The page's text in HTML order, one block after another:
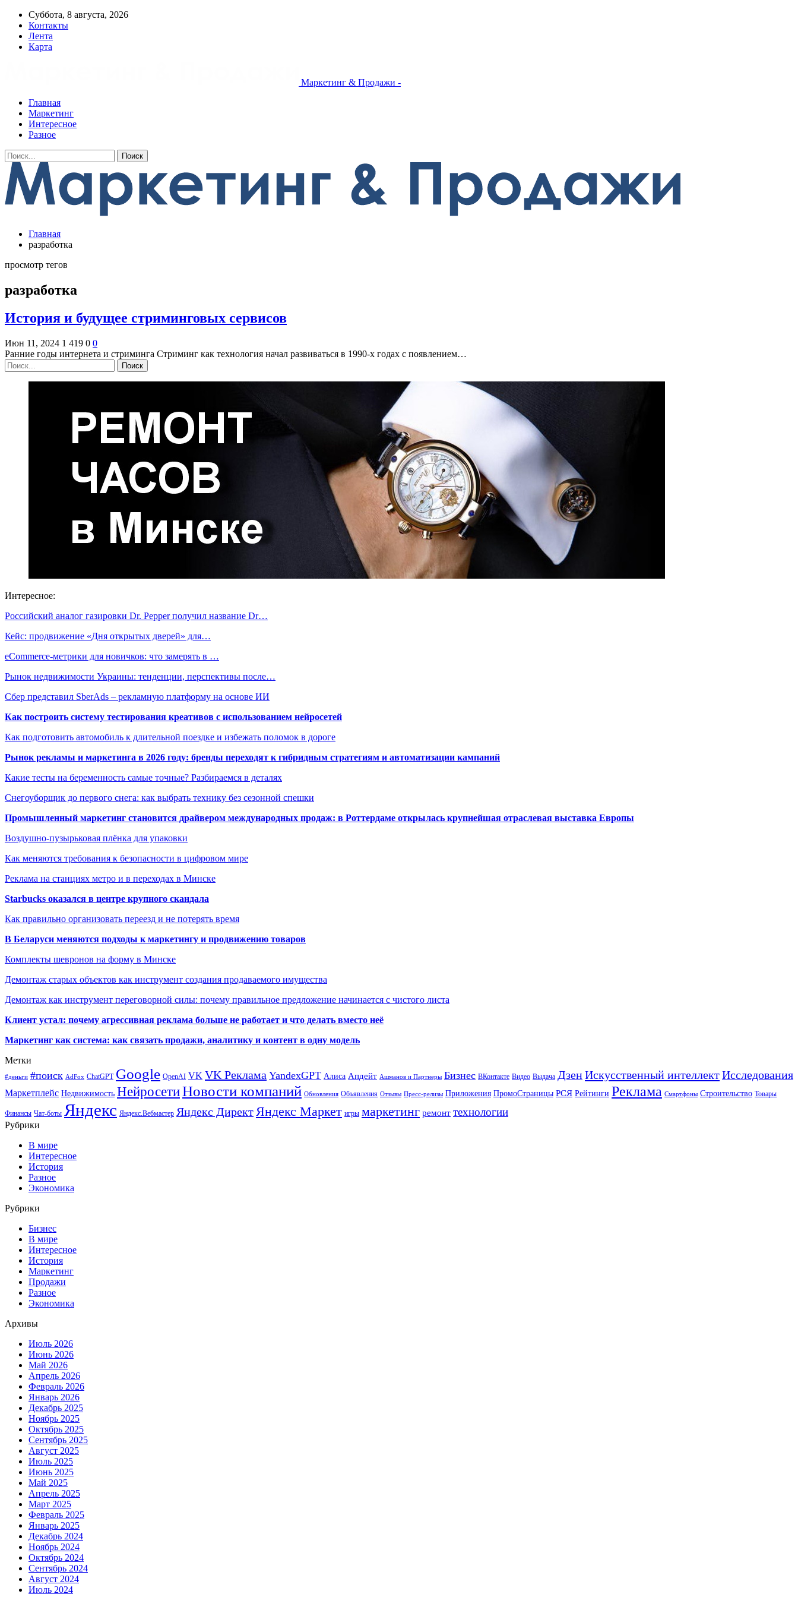
Суббота, 8 августа, 2026
Контакты
Лента
Карта
Маркетинг & Продажи -
Главная
Маркетинг
Интересное
Разное
Главная
разработка
просмотр тегов
разработка
История и будущее стриминговых сервисов
Июн 11, 2024 1 419 0 0
Ранние годы интернета и стриминга Стриминг как технология начал развиваться в 1990-х годах с появлением…
Интересное:
Российский аналог газировки Dr. Pepper получил название Dr…
Кейс: продвижение «Дня открытых дверей» для…
eCommerce-метрики для новичков: что замерять в …
Рынок недвижимости Украины: тенденции, перспективы после…
Сбер представил SberAds – рекламную платформу на основе ИИ
Как построить систему тестирования креативов с использованием нейросетей
Как подготовить автомобиль к длительной поездке и избежать поломок в дороге
Рынок рекламы и маркетинга в 2026 году: бренды переходят к гибридным стратегиям и автоматизации кампаний
Какие тесты на беременность самые точные? Разбираемся в деталях
Снегоуборщик до первого снега: как выбрать технику без сезонной спешки
Промышленный маркетинг становится драйвером международных продаж: в Роттердаме открылась крупнейшая отраслевая выставка Европы
Воздушно-пузырьковая плёнка для упаковки
Как меняются требования к безопасности в цифровом мире
Реклама на станциях метро и в переходах в Минске
Starbucks оказался в центре крупного скандала
Как правильно организовать переезд и не потерять время
В Беларуси меняются подходы к маркетингу и продвижению товаров
Комплекты шевронов на форму в Минске
Демонтаж старых объектов как инструмент создания продаваемого имущества
Демонтаж как инструмент переговорной силы: почему правильное предложение начинается с чистого листа
Клиент устал: почему агрессивная реклама больше не работает и что делать вместо неё
Маркетинг как система: как связать продажи, аналитику и контент в одну модель
Метки
#деньги #поиск AdFox ChatGPT Google OpenAI VK VK Реклама YandexGPT Алиса Апдейт Ашманов и Партнеры Бизнес ВКонтакте Видео Выдача ДзенИскусственный интеллектИсследования
Маркетплейс Недвижимость НейросетиНовости компаний Обновления Объявления Отзывы Пресс-релизы Приложения ПромоСтраницы РСЯ Рейтинги Реклама Смартфоны Строительство Товары
Финансы Чат-боты Яндекс Яндекс.Вебмастер Яндекс Директ Яндекс Маркет игры маркетинг ремонт технологии
Рубрики
В мире
Интересное
История
Разное
Экономика
Рубрики
Бизнес
В мире
Интересное
История
Маркетинг
Продажи
Разное
Экономика
Архивы
Июль 2026
Июнь 2026
Май 2026
Апрель 2026
Февраль 2026
Январь 2026
Декабрь 2025
Ноябрь 2025
Октябрь 2025
Сентябрь 2025
Август 2025
Июль 2025
Июнь 2025
Май 2025
Апрель 2025
Март 2025
Февраль 2025
Январь 2025
Декабрь 2024
Ноябрь 2024
Октябрь 2024
Сентябрь 2024
Август 2024
Июль 2024